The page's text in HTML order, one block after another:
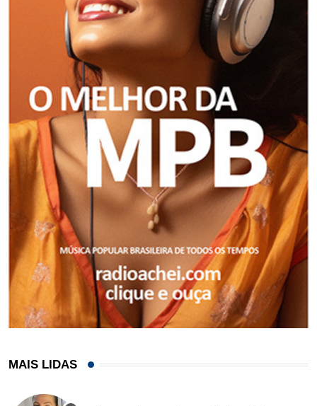
MAIS LIDAS